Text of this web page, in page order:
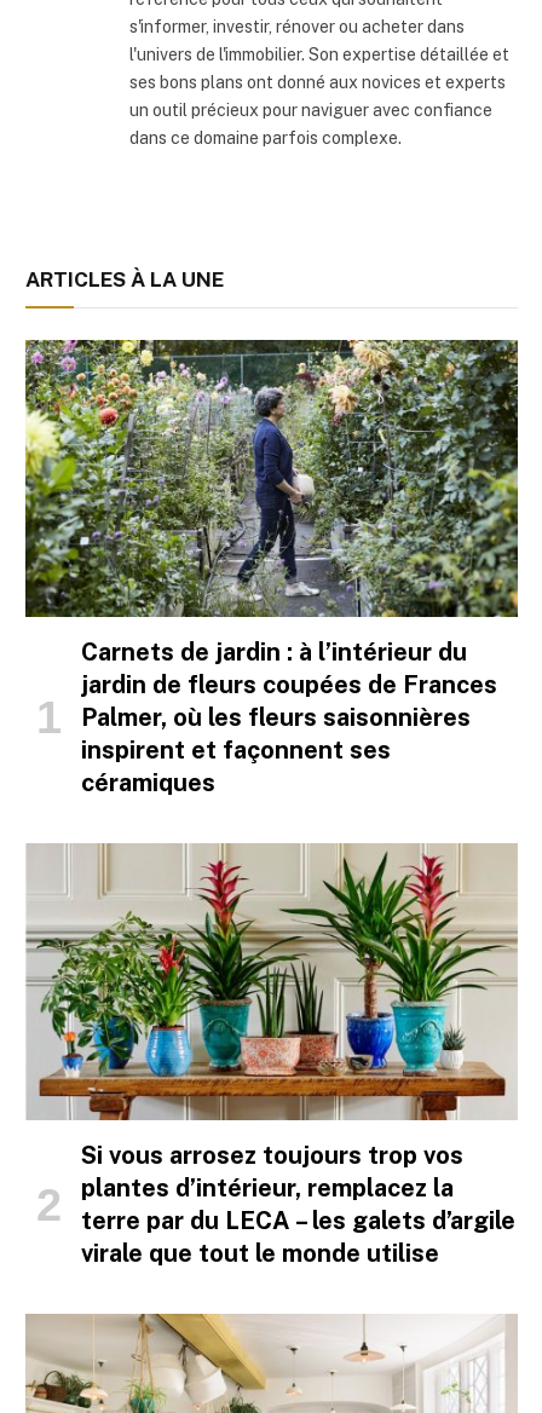
s'informer, investir, rénover ou acheter dans
l'univers de l'immobilier. Son expertise détaillée et
ses bons plans ont donné aux novices et experts
un outil précieux pour naviguer avec confiance
dans ce domaine parfois complexe.
ARTICLES À LA UNE
Carnets de jardin : à l’intérieur du
jardin de fleurs coupées de Frances
Palmer, où les fleurs saisonnières
inspirent et façonnent ses
céramiques
Si vous arrosez toujours trop vos
plantes d’intérieur, remplacez la
terre par du LECA – les galets d’argile
virale que tout le monde utilise